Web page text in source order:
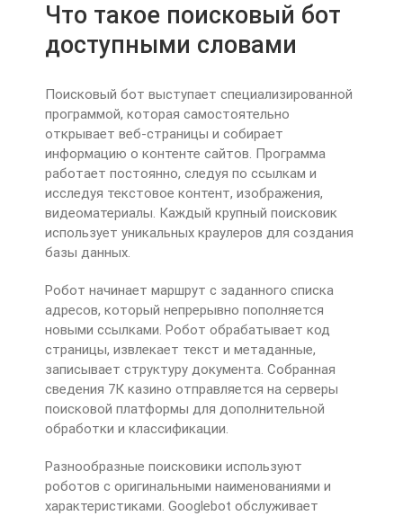
Что такое поисковый бот
доступными словами
Поисковый бот выступает специализированной
программой, которая самостоятельно
открывает веб-страницы и собирает
информацию о контенте сайтов. Программа
работает постоянно, следуя по ссылкам и
исследуя текстовое контент, изображения,
видеоматериалы. Каждый крупный поисковик
использует уникальных краулеров для создания
базы данных.
Робот начинает маршрут с заданного списка
адресов, который непрерывно пополняется
новыми ссылками. Робот обрабатывает код
страницы, извлекает текст и метаданные,
записывает структуру документа. Собранная
сведения 7К казино отправляется на серверы
поисковой платформы для дополнительной
обработки и классификации.
Разнообразные поисковики используют
роботов с оригинальными наименованиями и
характеристиками. Googlebot обслуживает